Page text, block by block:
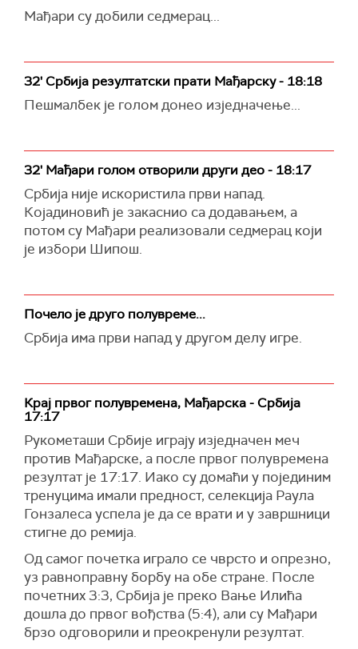
Мађари су добили седмерац...
32' Србија резултатски прати Мађарску - 18:18
Пешмалбек је голом донео изједначење...
32' Мађари голом отворили други део - 18:17
Србија није искористила први напад.
Којадиновић је закаснио са додавањем, а
потом су Мађари реализовали седмерац који
је избори Шипош.
Почело је друго полувреме...
Србија има први напад у другом делу игре.
Крај првог полувремена, Мађарска - Србија
17:17
Рукометаши Србије играју изједначен меч
против Мађарске, а после првог полувремена
резултат је 17:17. Иако су домаћи у појединим
тренуцима имали предност, селекција Раула
Гонзалеса успела је да се врати и у завршници
стигне до ремија.
Од самог почетка играло се чврсто и опрезно,
уз равноправну борбу на обе стране. После
почетних 3:3, Србија је преко Вање Илића
дошла до првог вођства (5:4), али су Мађари
брзо одговорили и преокренули резултат.